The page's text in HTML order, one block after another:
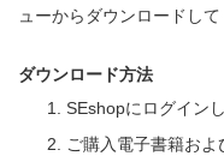
ューからダウンロードして
ダウンロード方法
SEshopにログイン
ご購入電子書籍お